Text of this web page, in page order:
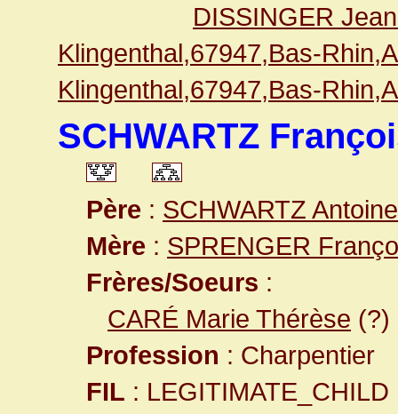
DISSINGER
Klingenthal,67947,Bas-
Klingenthal,67947,Bas-
SCHWARTZ
Père : SCHWARTZ Antoine
Mère : SPRENGER
Frères/Soeurs :
CARÉ Marie Thérèse (?)
Profession : Charpentier
FIL : LEGITIMATE_CHILD